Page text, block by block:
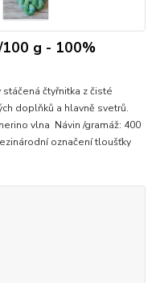
100 g - 100%
čtyřnitka z čisté
doplňků a hlavně svetrů.
vlna Návin /gramáž: 400
označení tloušťky